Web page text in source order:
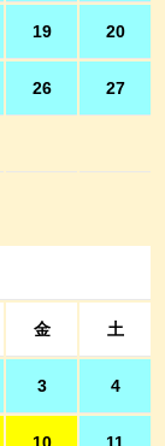
19 20
26 27
金 土
3 4